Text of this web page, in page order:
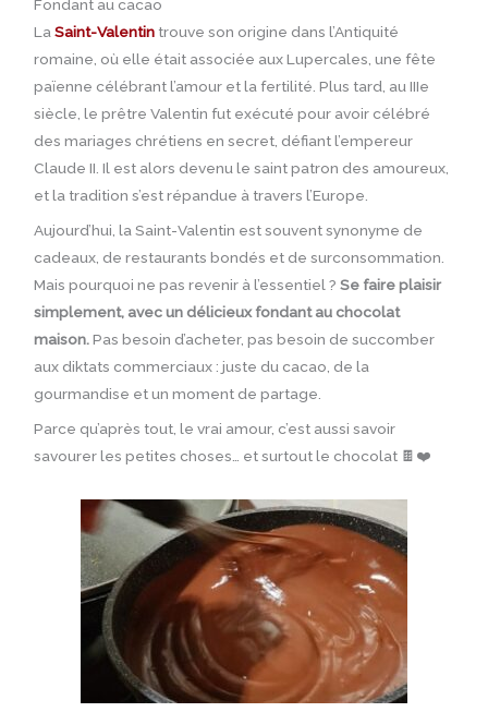
Fondant au cacao
LaSaint-Valentin trouve son origine dans l’Antiquité
romaine, où elle était associée aux Lupercales, une fête
païenne célébrant l’amour et la fertilité. Plus tard, au IIIe
siècle, le prêtre Valentin fut exécuté pour avoir célébré
des mariages chrétiens en secret, défiant l’empereur
Claude II. Il est alors devenu le saint patron des amoureux,
et la tradition s’est répandue à travers l’Europe.
Aujourd’hui, la Saint-Valentin est souvent synonyme de
cadeaux, de restaurants bondés et de surconsommation.
Mais pourquoi ne pas revenir à l’essentiel ?Se faire plaisir
simplement, avec un délicieux fondant au chocolat
maison.Pas besoin d’acheter, pas besoin de succomber
aux diktats commerciaux : juste du cacao, de la
gourmandise et un moment de partage.
Parce qu’après tout, le vrai amour, c’est aussi savoir
savourer les petites choses… et surtout le chocolat 🍫❤️